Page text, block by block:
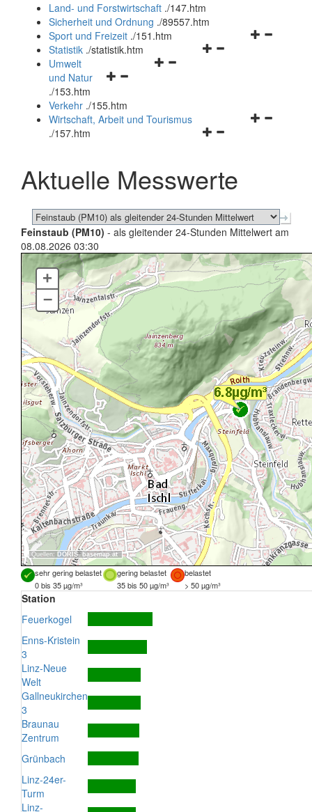
und
schließen
Land- und Forstwirtschaft ./147.htm
Sicherheit und Ordnung ./89557.htm
Navigationsmenü
Sport und Freizeit ./151.htm
Navigationsmenü
Statistik ./statistik.htm
Navigationsmenü
und
schließen
Umwelt
und Natur
./153.htm
Verkehr ./155.htm
Navigationsmenü
schließen
Wirtschaft, Arbeit und Tourismus
./157.htm
Aktuelle Messwerte
Feinstaub (PM10) - als gleitender 24-Stunden Mittelwert am
08.08.2026 03:30
Quellen: DORIS, basemap.at
+
–
sehr gering belastet gering belastet
belastet
0 bis 35 µg/m³
35 bis 50 µg/m³ > 50 µg/m³
Station
Feuerkogel
Enns-Kristein
3
Linz-Neue
Welt
Gallneukirchen
3
Braunau
Zentrum
Grünbach
Linz-24er-
Turm
Linz-